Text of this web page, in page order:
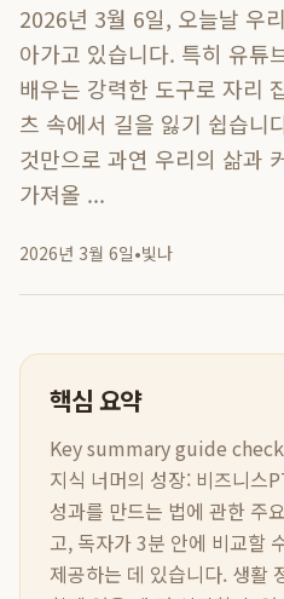
2026년 3월 6일, 오늘날 우
아가고 있습니다. 특히 유튜
배우는 강력한 도구로 자리
츠 속에서 길을 잃기 쉽습니
것만으로 과연 우리의 삶과
가져올 ...
2026년 3월 6일•빛나
핵심 요약
Key summary guide
지식 너머의 성장: 비즈니
성과를 만드는 법에 관한 주
고, 독자가 3분 안에 비교할
제공하는 데 있습니다. 생활